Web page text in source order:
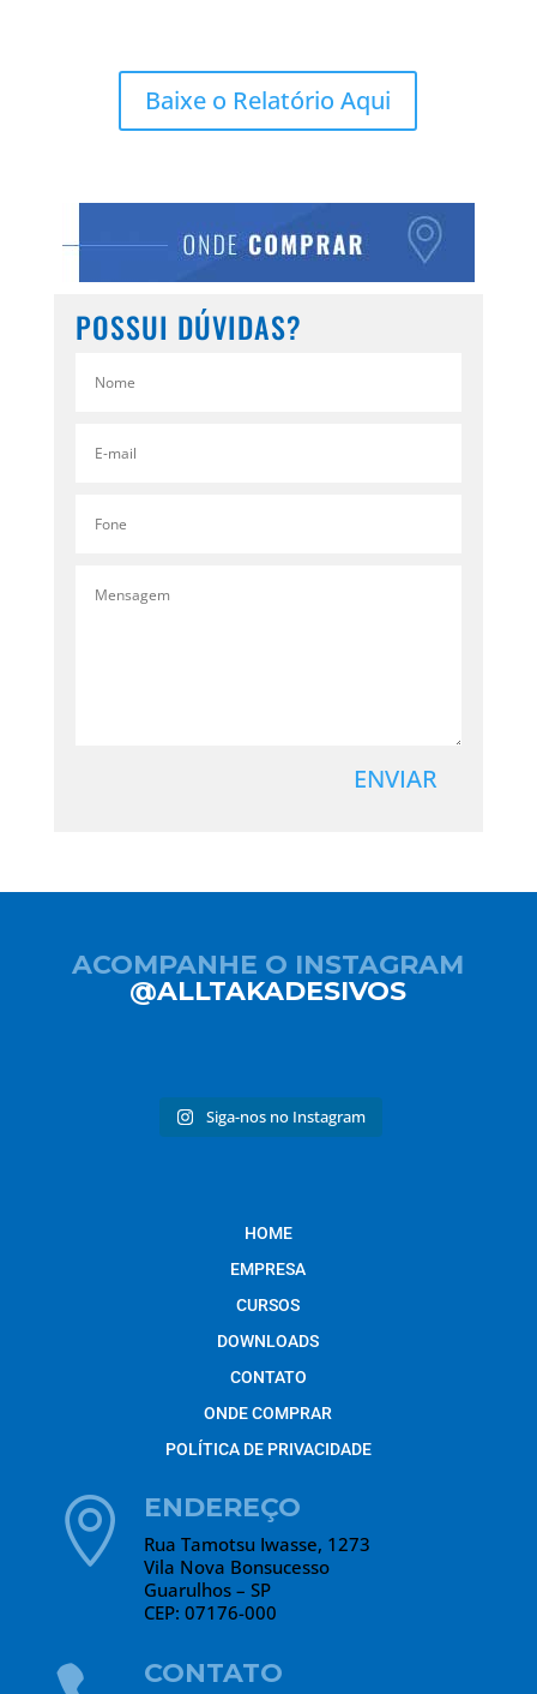
Baixe o Relatório Aqui
POSSUI DÚVIDAS?
ENVIAR
ACOMPANHE O INSTAGRAM
@ALLTAKADESIVOS
Siga-nos no Instagram
HOME
EMPRESA
CURSOS
DOWNLOADS
CONTATO
ONDE COMPRAR
POLÍTICA DE PRIVACIDADE
 ENDEREÇO
Rua Tamotsu Iwasse, 1273
Vila Nova Bonsucesso
Guarulhos – SP
CEP: 07176-000
CONTATO